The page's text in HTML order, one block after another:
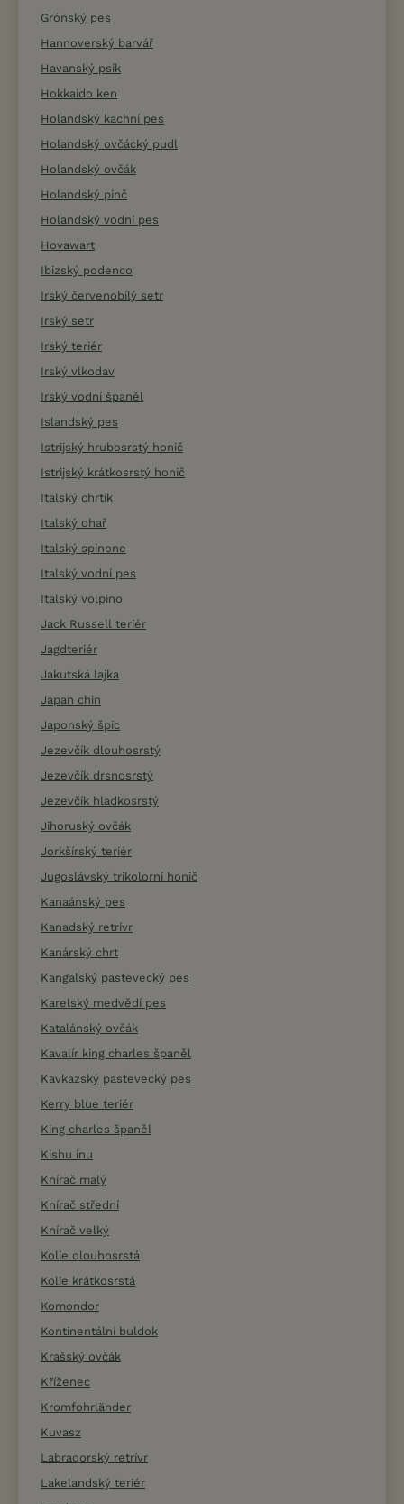
Grónský pes
Hannoverský barvář
Havanský psík
Hokkaido ken
Holandský kachní pes
Holandský ovčácký pudl
Holandský ovčák
Holandský pinč
Holandský vodní pes
Hovawart
Ibizský podenco
Irský červenobílý setr
Irský setr
Irský teriér
Irský vlkodav
Irský vodní španěl
Islandský pes
Istrijský hrubosrstý honič
Istrijský krátkosrstý honič
Italský chrtík
Italský ohař
Italský spinone
Italský vodní pes
Italský volpino
Jack Russell teriér
Jagdteriér
Jakutská lajka
Japan chin
Japonský špic
Jezevčík dlouhosrstý
Jezevčík drsnosrstý
Jezevčík hladkosrstý
Jihoruský ovčák
Jorkšírský teriér
Jugoslávský trikolorní honič
Kanaánský pes
Kanadský retrívr
Kanárský chrt
Kangalský pastevecký pes
Karelský medvědí pes
Katalánský ovčák
Kavalír king charles španěl
Kavkazský pastevecký pes
Kerry blue teriér
King charles španěl
Kishu inu
Knírač malý
Knírač střední
Knírač velký
Kolie dlouhosrstá
Kolie krátkosrstá
Komondor
Kontinentální buldok
Krašský ovčák
Kříženec
Kromfohrländer
Kuvasz
Labradorský retrívr
Lakelandský teriér